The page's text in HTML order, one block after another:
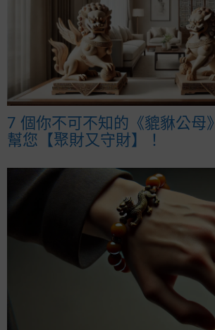
7 個你不可不知的《貔貅公母
幫您【聚財又守財】！